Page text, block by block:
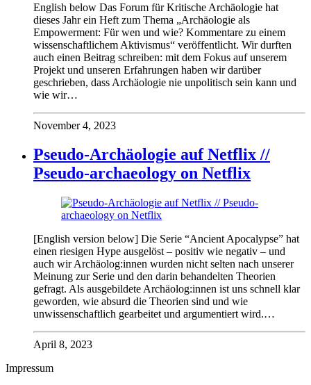
English below Das Forum für Kritische Archäologie hat
dieses Jahr ein Heft zum Thema „Archäologie als
Empowerment: Für wen und wie? Kommentare zu einem
wissenschaftlichem Aktivismus“ veröffentlicht. Wir durften
auch einen Beitrag schreiben: mit dem Fokus auf unserem
Projekt und unseren Erfahrungen haben wir darüber
geschrieben, dass Archäologie nie unpolitisch sein kann und
wie wir…
November 4, 2023
Pseudo-Archäologie auf Netflix //
Pseudo-archaeology on Netflix
[English version below] Die Serie “Ancient Apocalypse” hat
einen riesigen Hype ausgelöst – positiv wie negativ – und
auch wir Archäolog:innen wurden nicht selten nach unserer
Meinung zur Serie und den darin behandelten Theorien
gefragt. Als ausgebildete Archäolog:innen ist uns schnell klar
geworden, wie absurd die Theorien sind und wie
unwissenschaftlich gearbeitet und argumentiert wird.…
April 8, 2023
Impressum